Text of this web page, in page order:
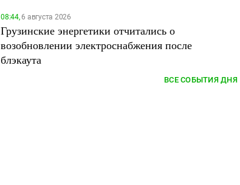
08:44,6 августа 2026
Грузинские энергетики отчитались о
возобновлении электроснабжения после
блэкаута
ВСЕ СОБЫТИЯ ДНЯ